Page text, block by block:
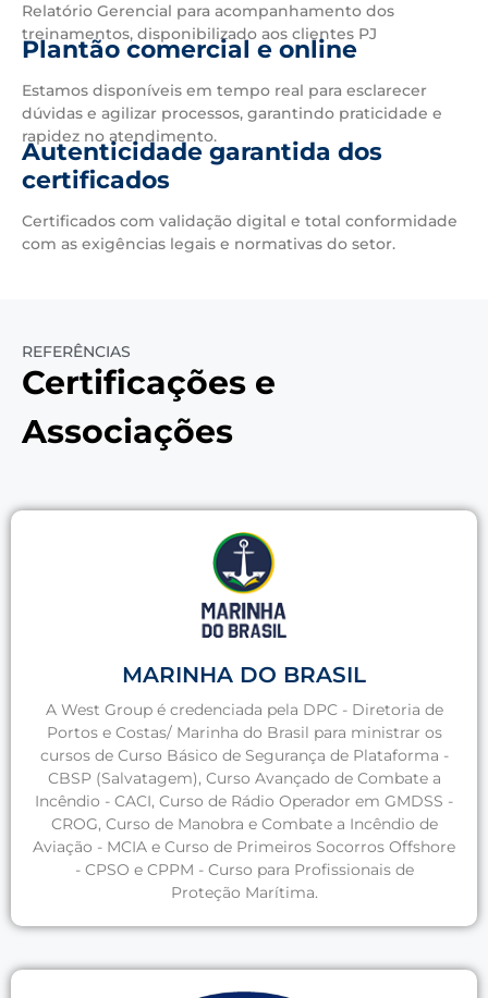
Relatório Gerencial para acompanhamento dos
treinamentos, disponibilizado aos clientes PJ
Plantão comercial e online
Estamos disponíveis em tempo real para esclarecer
dúvidas e agilizar processos, garantindo praticidade e
rapidez no atendimento.
Autenticidade garantida dos
certificados
Certificados com validação digital e total conformidade
com as exigências legais e normativas do setor.
REFERÊNCIAS
Certificações e
Associações
MARINHA DO BRASIL
A West Group é credenciada pela DPC - Diretoria de
Portos e Costas/ Marinha do Brasil para ministrar os
cursos de Curso Básico de Segurança de Plataforma -
CBSP (Salvatagem), Curso Avançado de Combate a
Incêndio - CACI, Curso de Rádio Operador em GMDSS -
CROG, Curso de Manobra e Combate a Incêndio de
Aviação - MCIA e Curso de Primeiros Socorros Offshore
- CPSO e CPPM - Curso para Profissionais de
Proteção Marítima.